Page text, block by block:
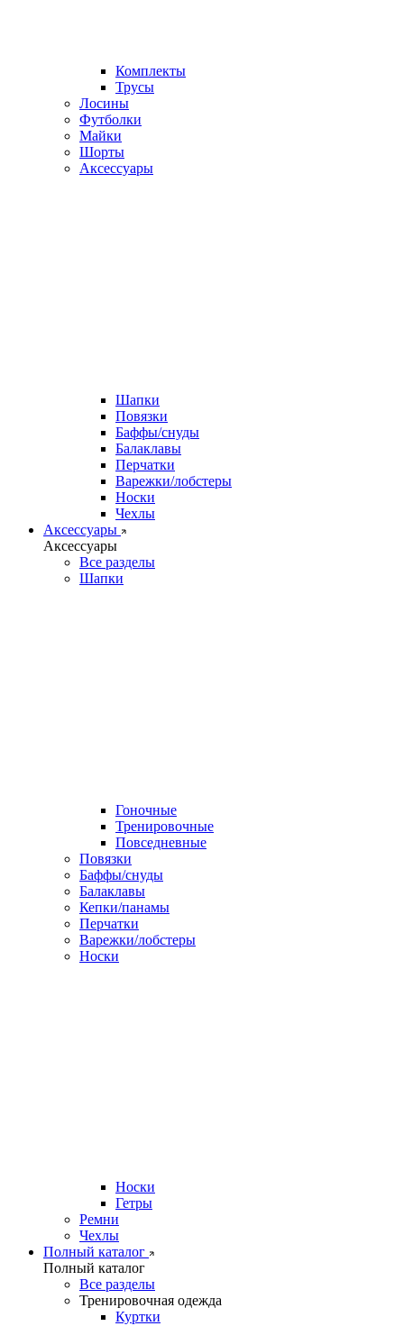
Комплекты
Трусы
Лосины
Футболки
Майки
Шорты
Аксессуары
Шапки
Повязки
Баффы/снуды
Балаклавы
Перчатки
Варежки/лобстеры
Носки
Чехлы
Аксессуары
Аксессуары
Все разделы
Шапки
Гоночные
Тренировочные
Повседневные
Повязки
Баффы/снуды
Балаклавы
Кепки/панамы
Перчатки
Варежки/лобстеры
Носки
Носки
Гетры
Ремни
Чехлы
Полный каталог
Полный каталог
Все разделы
Тренировочная одежда
Куртки